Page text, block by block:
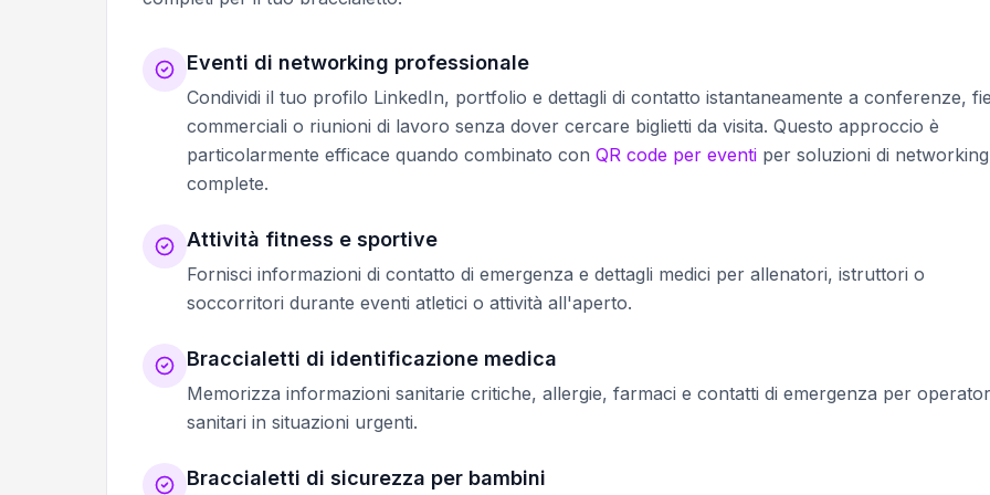
Eventi di networking professionale
Condividi il tuo profilo LinkedIn, portfolio e dettagli di contatto istantaneamente a conferenze,
commerciali o riunioni di lavoro senza dover cercare biglietti da visita. Questo approccio è
particolarmente efficace quando combinato con QR code per eventi per soluzioni di networking
complete.
Attività fitness e sportive
Fornisci informazioni di contatto di emergenza e dettagli medici per allenatori, istruttori o
soccorritori durante eventi atletici o attività all'aperto.
Braccialetti di identificazione medica
Memorizza informazioni sanitarie critiche, allergie, farmaci e contatti di emergenza per
sanitari in situazioni urgenti.
Braccialetti di sicurezza per bambini